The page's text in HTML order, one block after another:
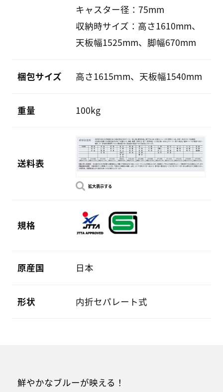
キャスター径：75mm
収納時サイズ：高さ1610mm、
天板幅1525mm、脚幅670mm
梱包サイズ 高さ1615ｍm、天板幅1540mm
重量 100kg
送料表
拡大表示する
規格
原産国 日本
形状 内折セパレート式
鮮やかなブルーが映える！